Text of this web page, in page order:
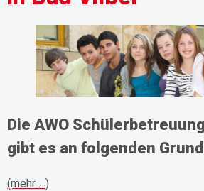
Die AWO
gibt es an folgenden
(mehr …)